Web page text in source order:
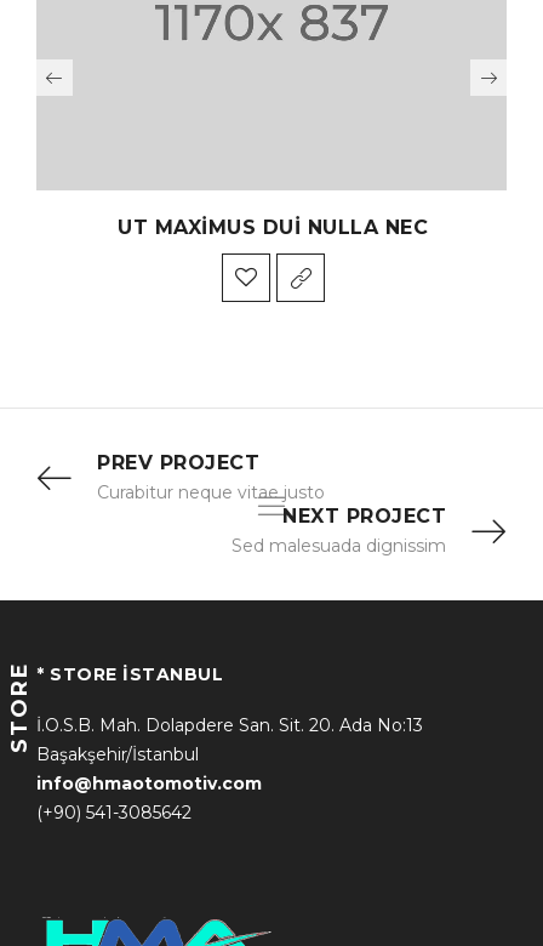
UT MAXIMUS DUI NULLA NEC
PREV PROJECT
Curabitur neque vitae justo
NEXT PROJECT
Sed malesuada dignissim
STORE * STORE İSTANBUL
İ.O.S.B. Mah. Dolapdere San. Sit. 20. Ada No:13
Başakşehir/İstanbul
info@hmaotomotiv.com
(+90) 541-3085642